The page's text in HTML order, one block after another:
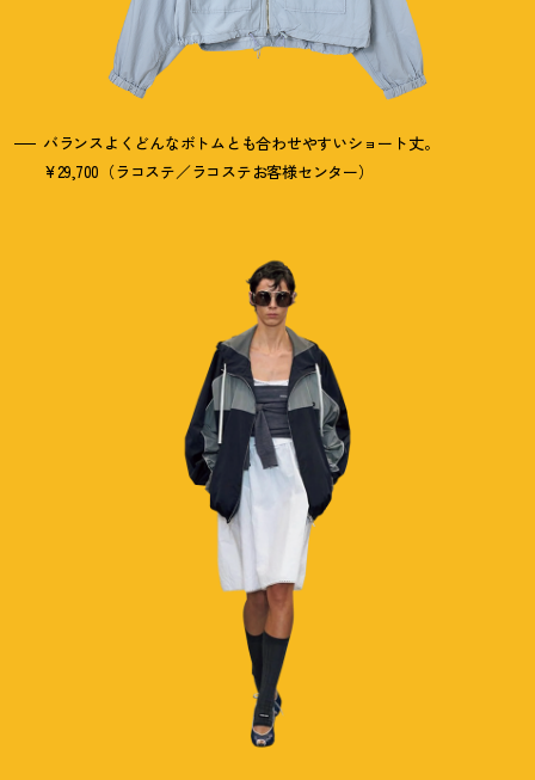
バランスよくどんなボトムとも合わせやすいショート丈。
¥29,700（ラコステ／ラコステお客様センター）